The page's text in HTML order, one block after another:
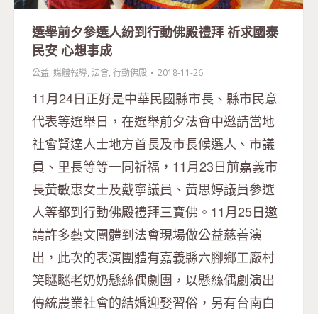
選舉前夕參選人紛到行動佛殿禮拜 祈求國泰
民安 心想事成
公益, 媒體報導, 法會, 行動佛殿 2018-11-26
11月24日正好是中華民國縣市長、縣市民意
代表等選舉日，在選舉前夕法會中邀請當地
社會賢達人士地方首長及市長候選人、市議
員、里長等等一同祈福，11月23日前嘉義市
長黃敏惠女士及戴寧議員、黃思婷議員參選
人等都到行動佛殿禮拜三寶佛。11月25日邀
請許多藝文團體到法會現場做公益慈善演
出，此次的表演團體有嘉義縣六腳鄉工廠村
笑瞇瞇老奶奶懸絲偶劇團，以懸絲偶劇演出
傳統農業社會的結婚迎娶習俗，另有台南白